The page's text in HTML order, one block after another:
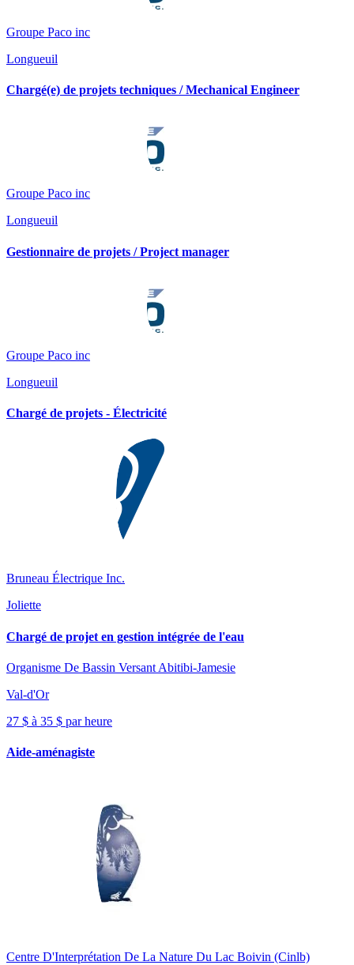
Groupe Paco inc
Longueuil
Chargé(e) de projets techniques / Mechanical Engineer
Groupe Paco inc
Longueuil
Gestionnaire de projets / Project manager
Groupe Paco inc
Longueuil
Chargé de projets - Électricité
Bruneau Électrique Inc.
Joliette
Chargé de projet en gestion intégrée de l'eau
Organisme De Bassin Versant Abitibi-Jamesie
Val-d'Or
27 $ à 35 $ par heure
Aide-aménagiste
Centre D'Interprétation De La Nature Du Lac Boivin (Cinlb)